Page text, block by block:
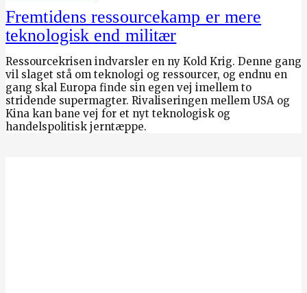
Fremtidens ressourcekamp er mere
teknologisk end militær
Ressourcekrisen indvarsler en ny Kold Krig. Denne gang
vil slaget stå om teknologi og ressourcer, og endnu en
gang skal Europa finde sin egen vej imellem to
stridende supermagter. Rivaliseringen mellem USA og
Kina kan bane vej for et nyt teknologisk og
handelspolitisk jerntæppe.